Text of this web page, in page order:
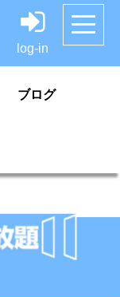
log-in
方法
ブログ